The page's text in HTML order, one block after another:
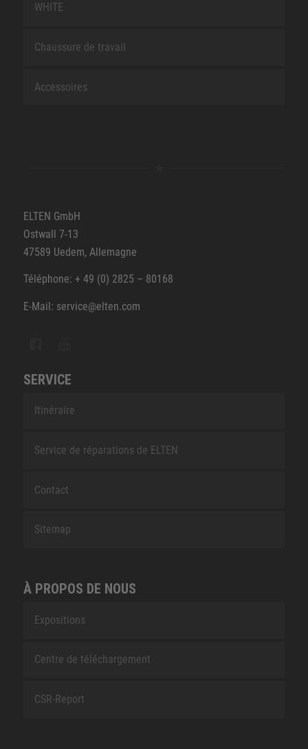
WHITE
Chaussure de travail
Accessoires
ELTEN GmbH
Ostwall 7-13
47589 Uedem, Allemagne
Téléphone: + 49 (0) 2825 – 80168
E-Mail: service@elten.com
SERVICE
Itinéraire
Service de réparations de ELTEN
Contact
Sitemap
À PROPOS DE NOUS
Expositions
Centre de téléchargement
CSR-Report